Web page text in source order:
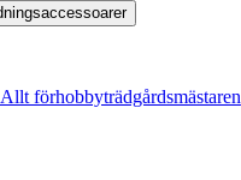
Allt förhobbyträdgårdsmästaren